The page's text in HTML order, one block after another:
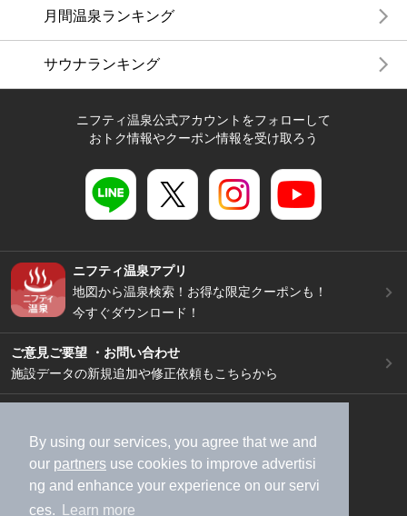
By using our services, you agree that we and
our partners use cookies to improve advertisi
ng and enhance your experience on our servi
ces.
Learn more
月間温泉ランキング
サウナランキング
ニフティ温泉公式アカウントをフォローして
おトク情報やクーポン情報を受け取ろう
ニフティ温泉アプリ
地図から温泉検索！お得な限定クーポンも！
今すぐダウンロード！
ご意見ご要望 ・お問い合わせ
施設データの新規追加や修正依頼もこちらから
加盟店募集（資料請求）
広告出稿のご案内
利用規約
ライフスタイルMEMBERS+規約
特定商取引法に基づく表記
ヘルプ
採用情報